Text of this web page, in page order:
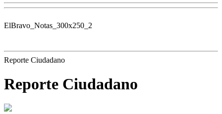
ElBravo_Notas_300x250_2
Reporte Ciudadano
Reporte Ciudadano